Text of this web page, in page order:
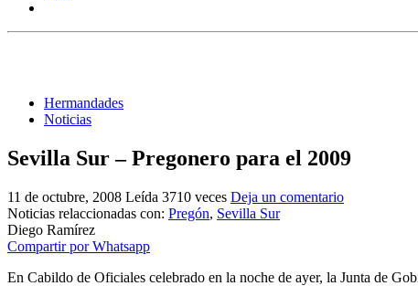
Hermandades
Noticias
Sevilla Sur – Pregonero para el 2009
11 de octubre, 2008 Leída 3710 veces Deja un comentario
Noticias relaccionadas con: Pregón, Sevilla Sur
Diego Ramírez
Compartir por Whatsapp
En Cabildo de Oficiales celebrado en la noche de ayer, la Junta de